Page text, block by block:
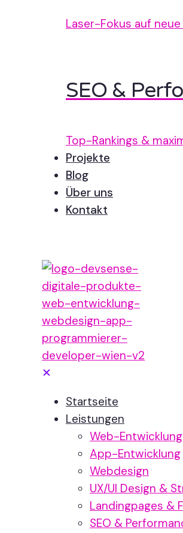
Laser-Fokus auf neue
SEO &
Top-Rankings &
Projekte
Blog
Über uns
Kontakt
✕
Startseite
Leistungen
Web-Entwicklung
App-Entwicklung
Webdesign
UX/UI Design &
Landingpages &
SEO &